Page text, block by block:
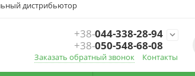
дистрибьютор
+38-044-338-28-94
+38-050-548-68-08

Заказать обратный звонок Контакты